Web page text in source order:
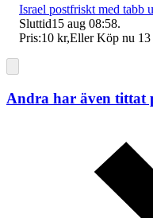
Israel postfriskt med tabb
Sluttid15 aug 08:58.
Pris:10 kr,Eller Köp nu
Andra har även tittat